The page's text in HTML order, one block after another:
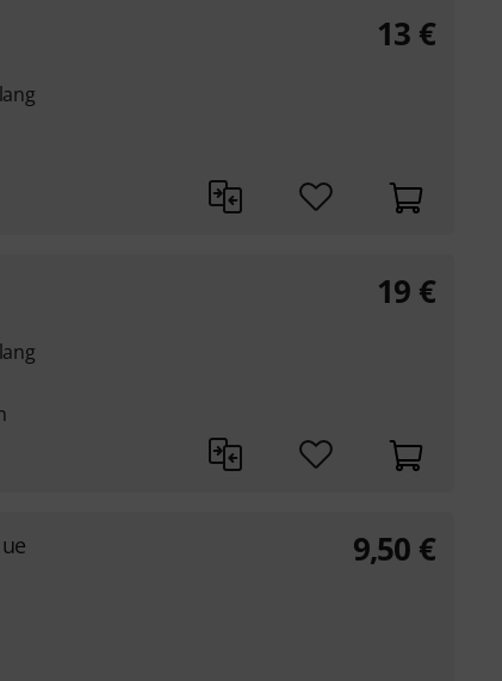
13 €
19 €
9,50 €